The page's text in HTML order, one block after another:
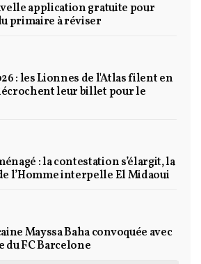
application gratuite pour
primaire à réviser
: les Lionnes de l'Atlas filent en
leur billet pour le
: la contestation s’élargit, la
l’Homme interpelle El Midaoui
Mayssa Baha convoquée avec
du FC Barcelone